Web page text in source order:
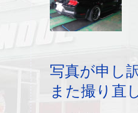
写真が申し
また撮り直